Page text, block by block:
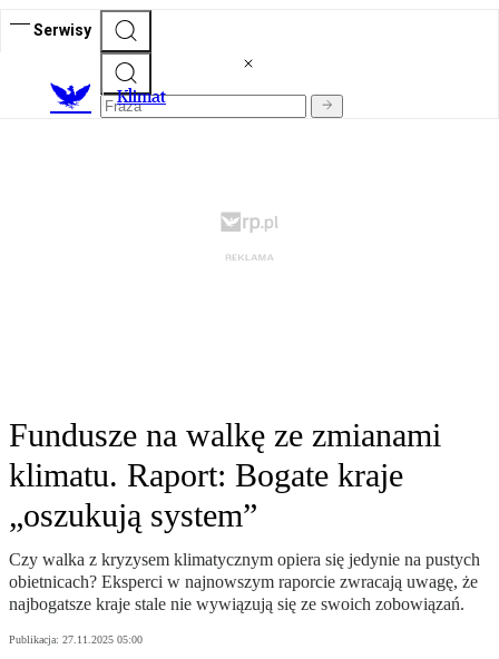
Serwisy
Klimat
Fundusze na walkę ze zmianami
klimatu. Raport: Bogate kraje
„oszukują system”
Czy walka z kryzysem klimatycznym opiera się jedynie na pustych
obietnicach? Eksperci w najnowszym raporcie zwracają uwagę, że
najbogatsze kraje stale nie wywiązują się ze swoich zobowiązań.
Publikacja: 27.11.2025 05:00